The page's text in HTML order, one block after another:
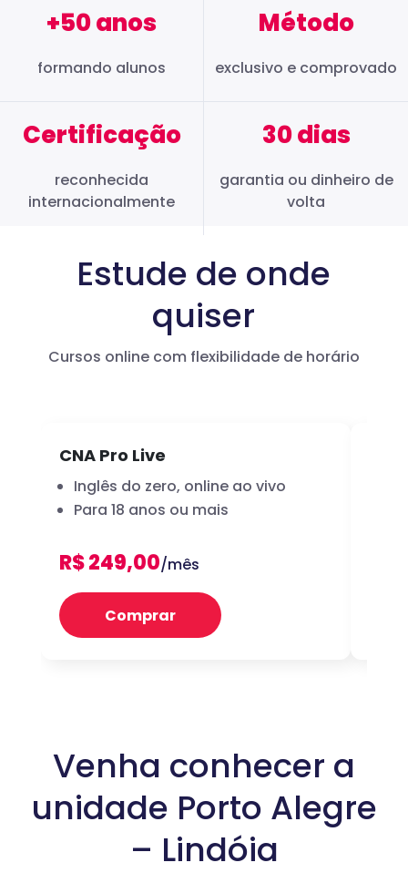
+50 anos
formando alunos
Método
exclusivo e comprovado
Certificação
reconhecida
internacionalmente
30 dias
garantia ou dinheiro de
volta
Estude de onde
quiser
Cursos online com flexibilidade de horário
CNA Pro Live
Inglês do zero, online ao vivo
Para 18 anos ou mais
R$ 249,00/mês
Comprar
Venha conhecer a
unidade Porto Alegre
– Lindóia